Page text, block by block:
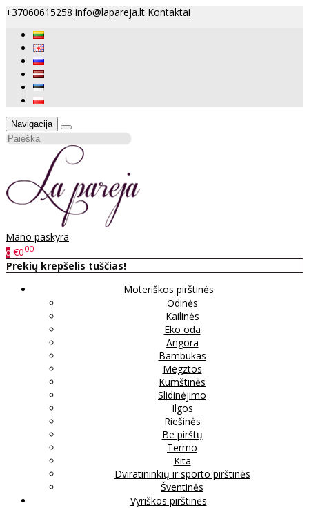
+37060615258 info@lapareja.lt Kontaktai
Navigacija
Mano paskyra
0 €000
Prekių krepšelis tuščias!
Moteriškos pirštinės
Odinės
Kailinės
Eko oda
Angora
Bambukas
Megztos
Kumštinės
Slidinėjimo
Ilgos
Riešinės
Be pirštų
Termo
Kita
Dviratininkių ir sporto pirštinės
Šventinės
Vyriškos pirštinės